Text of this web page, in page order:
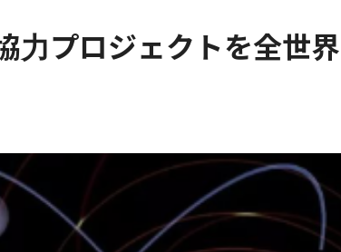
力プロジェクトを全世